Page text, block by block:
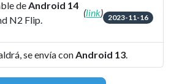
deAndroid 14
N2 Flip.
(link) 2023-11-16
se envía conAndroid 13.